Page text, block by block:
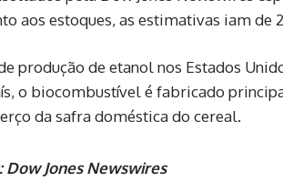
aos estoques, as estimativas iam de
produção de etanol nos Estados
o biocombustível é fabricado
da safra doméstica do cereal.
Dow Jones Newswires